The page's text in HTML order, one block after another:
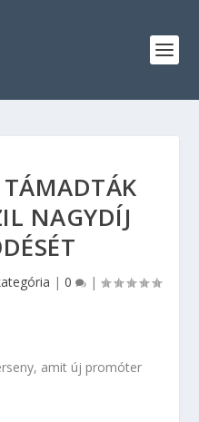
NAGYDÍJ
| 0 |
amit új promóter